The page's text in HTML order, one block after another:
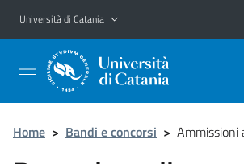
Vai al contenuto principale
Vai al menu di navigazione
Università di Catania
Home > Bandi e concorsi > Ammissioni